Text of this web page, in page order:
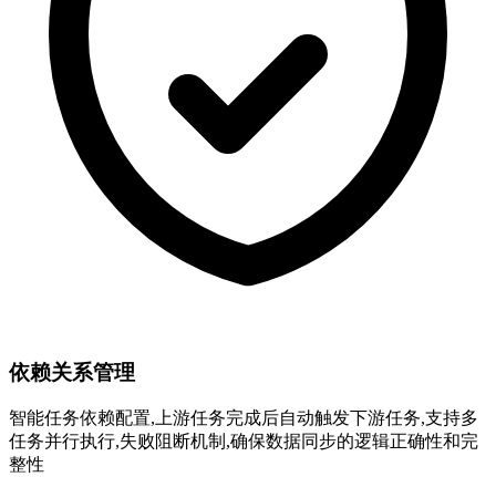
依赖关系管理
智能任务依赖配置,上游任务完成后自动触发下游任务,支持多
任务并行执行,失败阻断机制,确保数据同步的逻辑正确性和完
整性